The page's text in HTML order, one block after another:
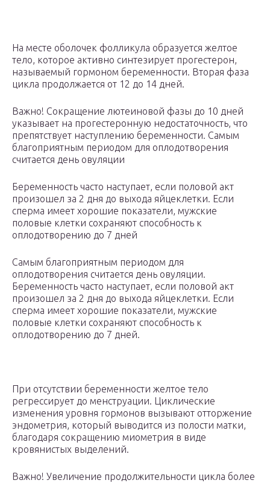
На месте оболочек фолликула образуется желтое
тело, которое активно синтезирует прогестерон,
называемый гормоном беременности. Вторая фаза
цикла продолжается от 12 до 14 дней.
Важно! Сокращение лютеиновой фазы до 10 дней
указывает на прогестеронную недостаточность, что
препятствует наступлению беременности. Самым
благоприятным периодом для оплодотворения
считается день овуляции
Беременность часто наступает, если половой акт
произошел за 2 дня до выхода яйцеклетки. Если
сперма имеет хорошие показатели, мужские
половые клетки сохраняют способность к
оплодотворению до 7 дней
Самым благоприятным периодом для
оплодотворения считается день овуляции.
Беременность часто наступает, если половой акт
произошел за 2 дня до выхода яйцеклетки. Если
сперма имеет хорошие показатели, мужские
половые клетки сохраняют способность к
оплодотворению до 7 дней.
При отсутствии беременности желтое тело
регрессирует до менструации. Циклические
изменения уровня гормонов вызывают отторжение
эндометрия, который выводится из полости матки,
благодаря сокращению миометрия в виде
кровянистых выделений.
Важно! Увеличение продолжительности цикла более